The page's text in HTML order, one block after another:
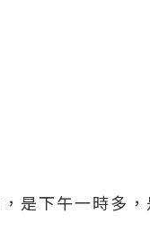
是下午一時多，